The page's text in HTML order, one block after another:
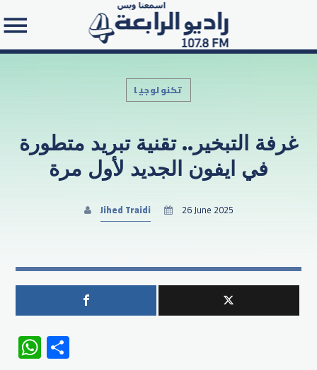
Search in the website:
تكنولوجيا
غرفة التبخير.. تقنية تبريد متطورة
في ايفون الجديد لأول مرة
Jihed Traidi 26 June 2025
WhatsApp